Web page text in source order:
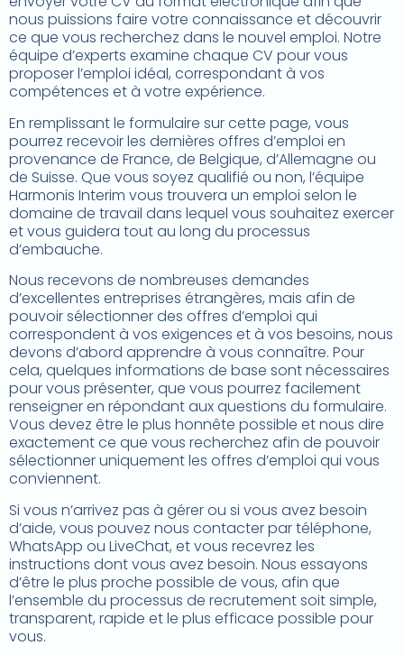
nous puissions faire votre connaissance et découvrir
ce que vous recherchez dans le nouvel emploi. Notre
équipe d’experts examine chaque CV pour vous
proposer l’emploi idéal, correspondant à vos
compétences et à votre expérience.
En remplissant le formulaire sur cette page, vous
pourrez recevoir les dernières offres d’emploi en
provenance de France, de Belgique, d’Allemagne ou
de Suisse. Que vous soyez qualifié ou non, l’équipe
Harmonis Interim vous trouvera un emploi selon le
domaine de travail dans lequel vous souhaitez exercer
et vous guidera tout au long du processus
d’embauche.
Nous recevons de nombreuses demandes
d’excellentes entreprises étrangères, mais afin de
pouvoir sélectionner des offres d’emploi qui
correspondent à vos exigences et à vos besoins, nous
devons d’abord apprendre à vous connaître. Pour
cela, quelques informations de base sont nécessaires
pour vous présenter, que vous pourrez facilement
renseigner en répondant aux questions du formulaire.
Vous devez être le plus honnête possible et nous dire
exactement ce que vous recherchez afin de pouvoir
sélectionner uniquement les offres d’emploi qui vous
conviennent.
Si vous n’arrivez pas à gérer ou si vous avez besoin
d’aide, vous pouvez nous contacter par téléphone,
WhatsApp ou LiveChat, et vous recevrez les
instructions dont vous avez besoin. Nous essayons
d’être le plus proche possible de vous, afin que
l’ensemble du processus de recrutement soit simple,
transparent, rapide et le plus efficace possible pour
vous.